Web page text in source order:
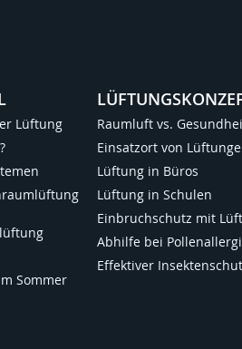
Lüftung
Sommer
Raumluft vs.
Einsatzort von
Lüftung in Büros
Lüftung in Schulen
Einbruchschutz mit
Abhilfe bei
Effektiver